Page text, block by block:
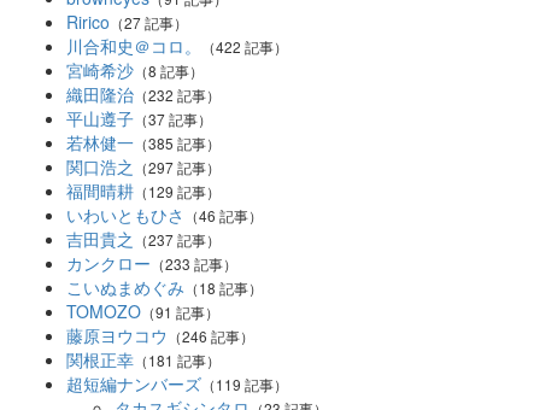
Ririco （27 記事）
川合和史＠コロ。 （422 記事）
宮崎希沙 （8 記事）
織田隆治 （232 記事）
平山遵子 （37 記事）
若林健一 （385 記事）
関口浩之 （297 記事）
福間晴耕 （129 記事）
いわいともひさ （46 記事）
吉田貴之 （237 記事）
カンクロー （233 記事）
こいぬまめぐみ （18 記事）
TOMOZO （91 記事）
藤原ヨウコウ （246 記事）
関根正幸 （181 記事）
超短編ナンバーズ （119 記事）